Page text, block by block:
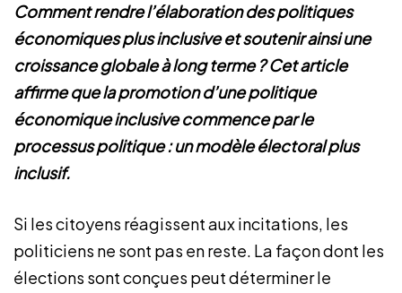
Comment rendre l’élaboration des politiques
économiques plus inclusive et soutenir ainsi une
croissance globale à long terme ? Cet article
affirme que la promotion d’une politique
économique inclusive commence par le
processus politique : un modèle électoral plus
inclusif.
Si les citoyens réagissent aux incitations, les
politiciens ne sont pas en reste. La façon dont les
élections sont conçues peut déterminer le